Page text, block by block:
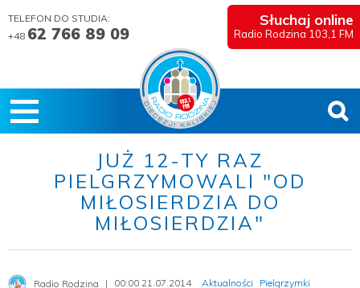
TELEFON DO STUDIA:
+48 62 766 89 09
Słuchaj online
Radio Rodzina 103,1 FM
JUŻ 12-TY RAZ
PIELGRZYMOWALI "OD
MIŁOSIERDZIA DO
MIŁOSIERDZIA"
Radio Rodzina 00:00 21.07.2014 Aktualności
Pielgrzymki